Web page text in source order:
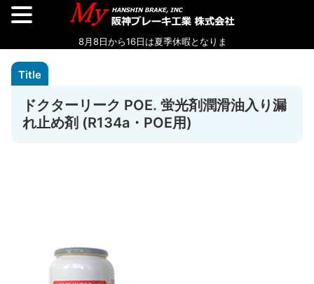
ドクターリーク POE. 蛍光剤潤滑油入り漏
れ止め剤 (R134a・POE用)